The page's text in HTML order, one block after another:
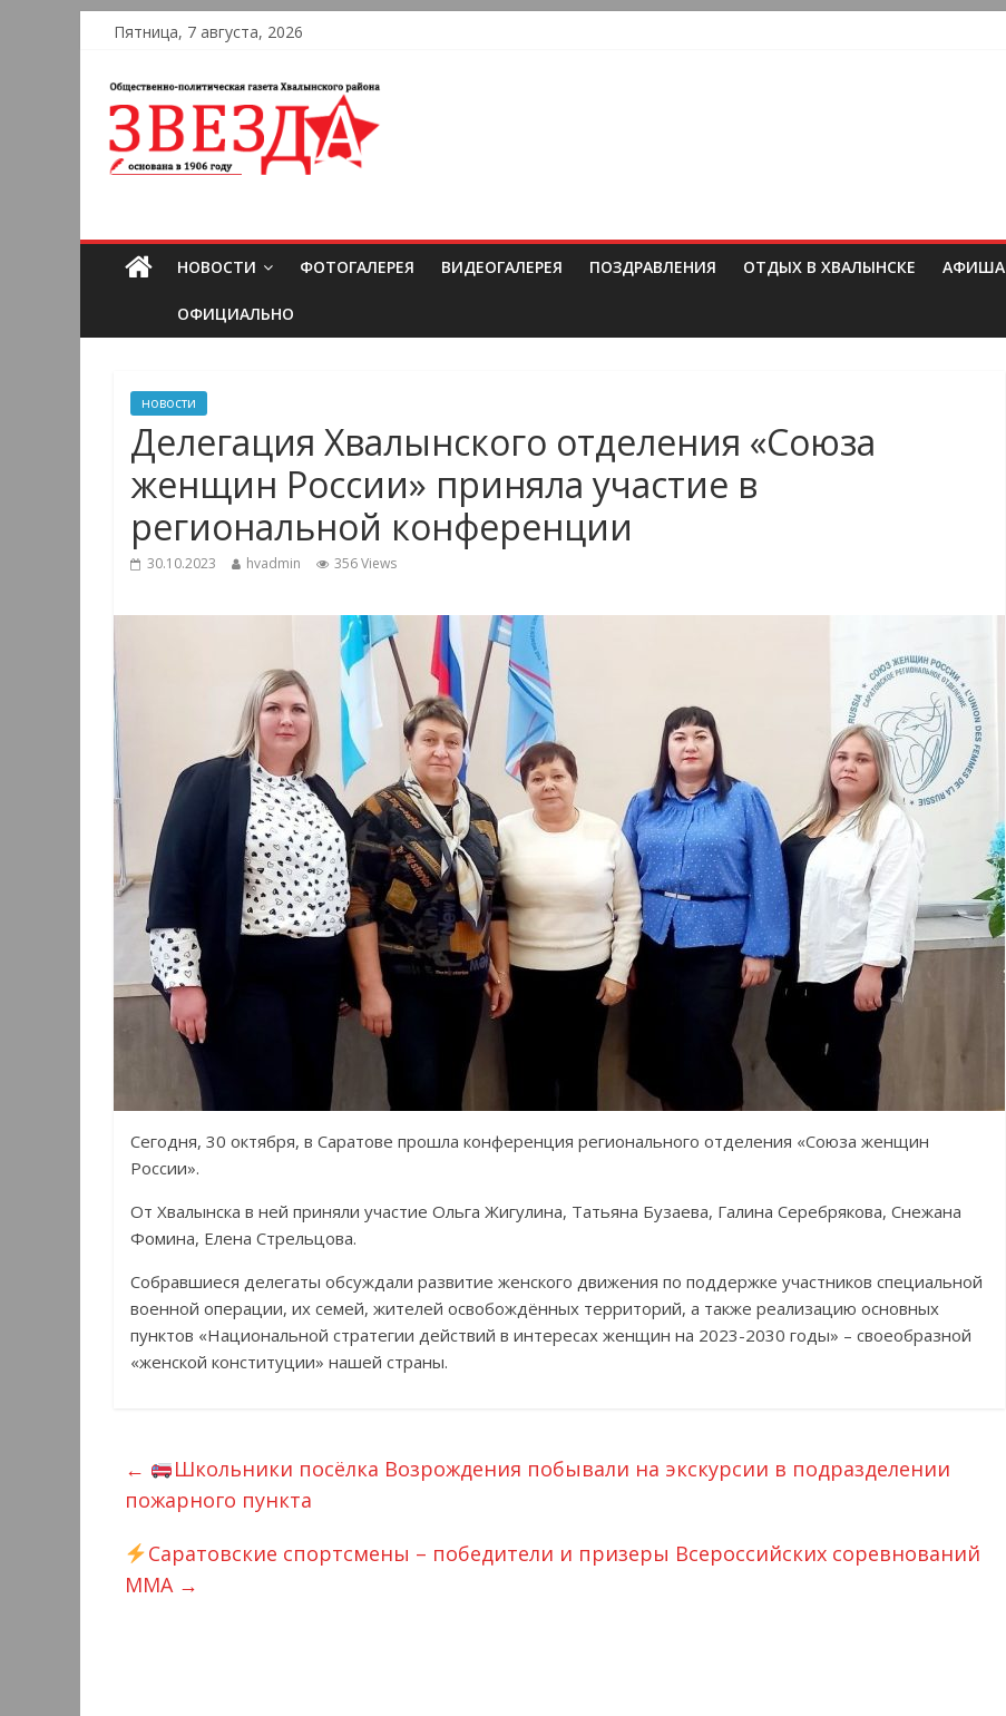
Пятница, 7 августа, 2026
НОВОСТИ ФОТОГАЛЕРЕЯ ВИДЕОГАЛЕРЕЯ ПОЗДРАВЛЕНИЯ ОТДЫХ В ХВАЛЫНСКЕ АФИША
ОФИЦИАЛЬНО
новости
Делегация Хвалынского отделения «Союза
женщин России» приняла участие в
региональной конференции
30.10.2023 hvadmin 356 Views
Сегодня, 30 октября, в Саратове прошла конференция регионального отделения «Союза женщин
России».
От Хвалынска в ней приняли участие Ольга Жигулина, Татьяна Бузаева, Галина Серебрякова, Снежана
Фомина, Елена Стрельцова.
Собравшиеся делегаты обсуждали развитие женского движения по поддержке участников специальной
военной операции, их семей, жителей освобождённых территорий, а также реализацию основных
пунктов «Национальной стратегии действий в интересах женщин на 2023-2030 годы» – своеобразной
«женской конституции» нашей страны.
←
Школьники посёлка Возрождения побывали на экскурсии в подразделении
пожарного пункта
Саратовские спортсмены – победители и призеры Всероссийских соревнований
ММА →